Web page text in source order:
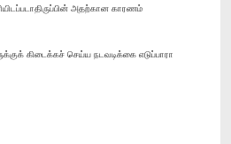
அதற்கான காரணம்
கிடைக்கச் செய்ய நடவடிக்கை எடுப்பாரா